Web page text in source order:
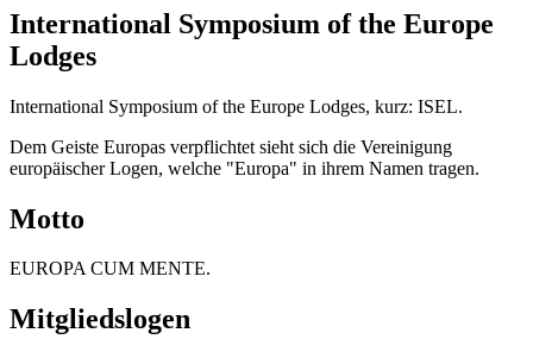
International Symposium of the Europe
Lodges
International Symposium of the Europe Lodges, kurz: ISEL.
Dem Geiste Europas verpflichtet sieht sich die Vereinigung
europäischer Logen, welche "Europa" in ihrem Namen tragen.
Motto
EUROPA CUM MENTE.
Mitgliedslogen